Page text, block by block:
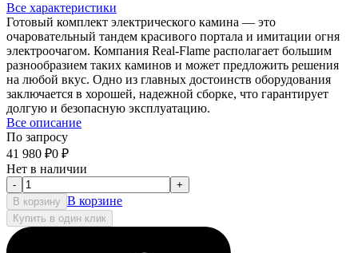
Все характеристики
Готовый комплект электрического камина — это
очаровательный тандем красивого портала и имитации огня
электроочагом. Компания Real-Flame располагает большим
разнообразием таких каминов и может предложить решения
на любой вкус. Одно из главных достоинств оборудования
заключается в хорошей, надежной сборке, что гарантирует
долгую и безопасную эксплуатацию.
Все описание
По запросу
41 980 ₽0 ₽
Нет в наличии
-
+
В корзину В корзине
Купить в один клик